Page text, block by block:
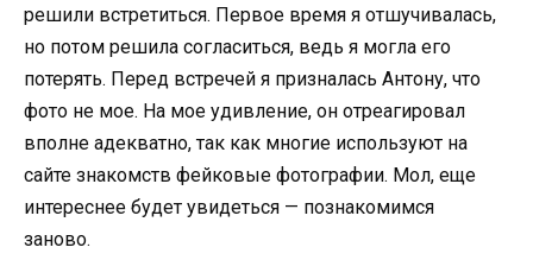
решили встретиться. Первое время я отшучивалась,
но потом решила согласиться, ведь я могла его
потерять. Перед встречей я призналась Антону, что
фото не мое. На мое удивление, он отреагировал
вполне адекватно, так как многие используют на
сайте знакомств фейковые фотографии. Мол, еще
интереснее будет увидеться — познакомимся
заново.